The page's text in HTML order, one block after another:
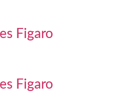
Figaro
Figaro